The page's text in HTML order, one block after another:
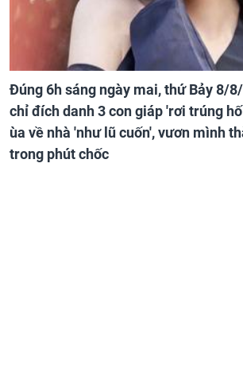
Đúng 6h sáng ngày mai, thứ Bảy 8/
chỉ đích danh 3 con giáp 'rơi trúng
ùa về nhà 'như lũ cuốn', vươn mình
trong phút chốc